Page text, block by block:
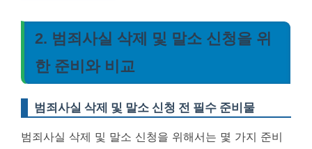
2. 범죄사실 삭제 및 말소 신청을 위
한 준비와 비교
범죄사실 삭제 및 말소 신청 전 필수 준비물
범죄사실 삭제 및 말소 신청을 위해서는 몇 가지 준비